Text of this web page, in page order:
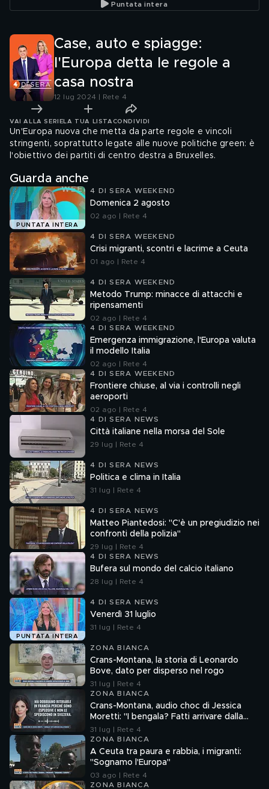
Puntata intera
Case, auto e spiagge:
l'Europa detta le regole a
casa nostra
12 lug 2024 | Rete 4
VAI ALLA SERIE LA TUA LISTA CONDIVIDI
Un'Europa nuova che metta da parte regole e vincoli
stringenti, soprattutto legate alle nuove politiche green: è
l'obiettivo dei partiti di centro destra a Bruxelles.
Guarda anche
PUNTATA INTERA
4 DI SERA WEEKEND
Domenica 2 agosto
02 ago | Rete 4
4 DI SERA WEEKEND
Crisi migranti, scontri e lacrime a Ceuta
01 ago | Rete 4
4 DI SERA WEEKEND
Metodo Trump: minacce di attacchi e
ripensamenti
02 ago | Rete 4
4 DI SERA WEEKEND
Emergenza immigrazione, l'Europa valuta
il modello Italia
02 ago | Rete 4
4 DI SERA WEEKEND
Frontiere chiuse, al via i controlli negli
aeroporti
02 ago | Rete 4
4 DI SERA NEWS
Città italiane nella morsa del Sole
29 lug | Rete 4
4 DI SERA NEWS
Politica e clima in Italia
31 lug | Rete 4
4 DI SERA NEWS
Matteo Piantedosi: "C'è un pregiudizio nei
confronti della polizia"
29 lug | Rete 4
4 DI SERA NEWS
Bufera sul mondo del calcio italiano
28 lug | Rete 4
PUNTATA INTERA
4 DI SERA NEWS
Venerdì 31 luglio
31 lug | Rete 4
ZONA BIANCA
Crans-Montana, la storia di Leonardo
Bove, dato per disperso nel rogo
31 lug | Rete 4
ZONA BIANCA
Crans-Montana, audio choc di Jessica
Moretti: "I bengala? Fatti arrivare dalla
Francia"
31 lug | Rete 4
ZONA BIANCA
A Ceuta tra paura e rabbia, i migranti:
"Sognamo l'Europa"
03 ago | Rete 4
ZONA BIANCA